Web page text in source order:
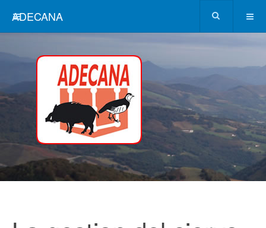
ADECANA